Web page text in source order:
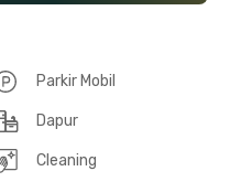
Parkir Mobil
Dapur
Cleaning